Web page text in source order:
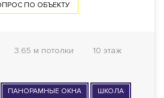
ПО ОБЪЕКТУ
3.65 м потолки
10 этаж
ПАНОРАМНЫЕ ОКНА ШКОЛА